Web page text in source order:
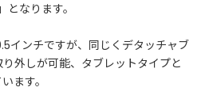
となります。
インチですが、同じくデタッチャブ
外しが可能、タブレットタイプと
ます。